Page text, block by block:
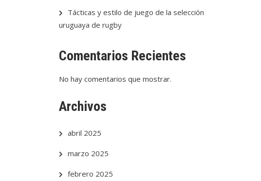
Tácticas y estilo de juego de la selección
uruguaya de rugby
Comentarios Recientes
No hay comentarios que mostrar.
Archivos
abril 2025
marzo 2025
febrero 2025